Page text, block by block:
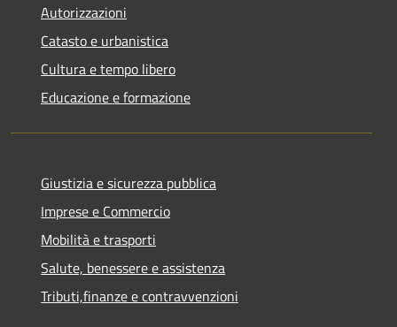
Autorizzazioni
Catasto e urbanistica
Cultura e tempo libero
Educazione e formazione
Giustizia e sicurezza pubblica
Imprese e Commercio
Mobilità e trasporti
Salute, benessere e assistenza
Tributi,finanze e contravvenzioni